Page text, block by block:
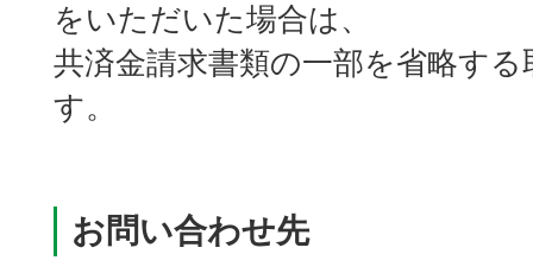
をいただいた場合は、
共済金請求書類の一部を省略す
す。
お問い合わせ先